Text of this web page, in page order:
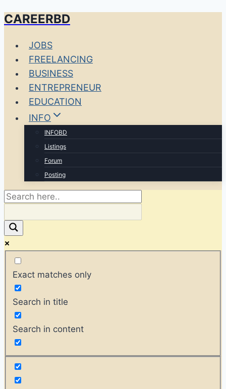
Skip
content
CAREERBD
JOBS
FREELANCING
BUSINESS
ENTREPRENEUR
EDUCATION
INFO
INFOBD
Listings
Forum
Posting
Exact matches only
Search in title
Search in content